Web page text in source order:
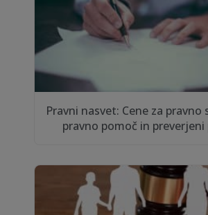
Pravni nasvet: Cene za pravno
pravno pomoč in preverjeni